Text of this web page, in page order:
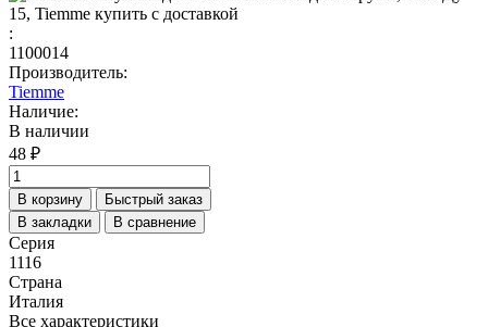
:
1100014
Производитель:
Tiemme
Наличие:
В наличии
48 ₽
В корзину
Быстрый заказ
В закладки
В сравнение
Серия
1116
Страна
Италия
Все характеристики